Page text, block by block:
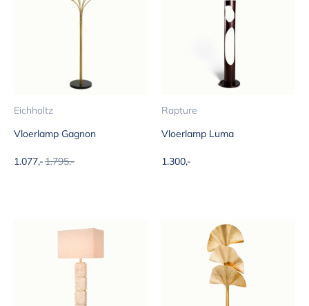
Eichholtz
Vloerlamp Gagnon
Aanbiedingsprijs
1.077,-Normale prijs
1.795,-
Rapture
Vloerlamp Luma
Aanbiedingsprijs
1.300,-